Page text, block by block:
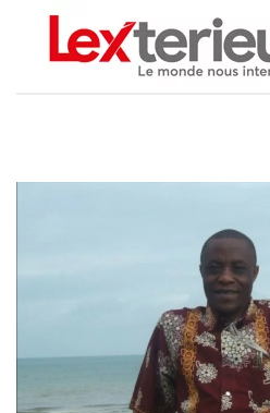
Accéder au contenu principal